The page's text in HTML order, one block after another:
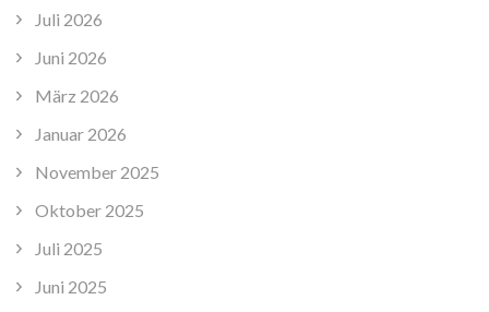
Juli 2026
Juni 2026
März 2026
Januar 2026
November 2025
Oktober 2025
Juli 2025
Juni 2025